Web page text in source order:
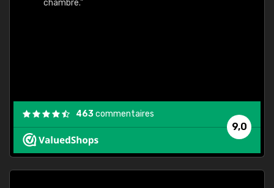
chambre."
9,0
463commentaires